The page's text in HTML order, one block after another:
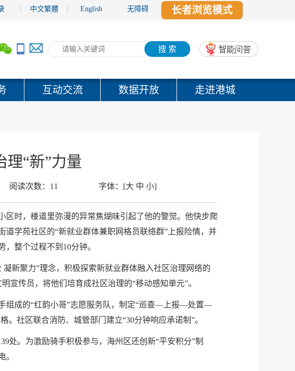
中文繁體 English 无障碍 长者浏览模式
搜 索
互动交流 数据开放 走进港城
理“新”力量
阅读次数： 11 字体： [大 中 小]
时，楼道里弥漫的异常焦煳味引起了他的警觉。他快步爬
道学苑社区的“新就业群体兼职网格员联络群”上报险情，并
整个过程不到10分钟。
新聚力”理念，积极探索新就业群体融入社区治理网络的
宣传员，将他们培育成社区治理的“移动感知单元”。
组成的“红韵小哥”志愿服务队，制定“巡查—上报—处置—
社区联合消防、城管部门建立“30分钟响应承诺制”。
处。为激励骑手积极参与，海州区还创新“平安积分”制
。